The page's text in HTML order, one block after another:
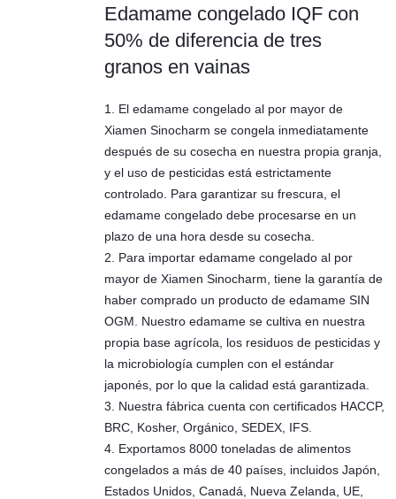
Edamame congelado IQF con
50% de diferencia de tres
granos en vainas
1. El edamame congelado al por mayor de
Xiamen Sinocharm se congela inmediatamente
después de su cosecha en nuestra propia granja,
y el uso de pesticidas está estrictamente
controlado. Para garantizar su frescura, el
edamame congelado debe procesarse en un
plazo de una hora desde su cosecha.
2. Para importar edamame congelado al por
mayor de Xiamen Sinocharm, tiene la garantía de
haber comprado un producto de edamame SIN
OGM. Nuestro edamame se cultiva en nuestra
propia base agrícola, los residuos de pesticidas y
la microbiología cumplen con el estándar
japonés, por lo que la calidad está garantizada.
3. Nuestra fábrica cuenta con certificados HACCP,
BRC, Kosher, Orgánico, SEDEX, IFS.
4. Exportamos 8000 toneladas de alimentos
congelados a más de 40 países, incluidos Japón,
Estados Unidos, Canadá, Nueva Zelanda, UE,